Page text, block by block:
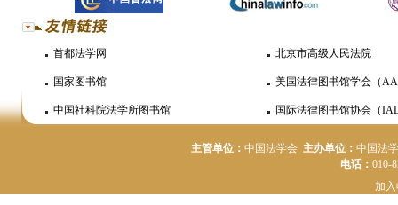
首都法学网 北京市高级人民法院
国家图书馆 美国法律图书馆学会（
中国社科院法学所图书馆 国际法律图书馆协会（
主管单位： 中国法学会 主办单位： 中国法
电话： 010-
加